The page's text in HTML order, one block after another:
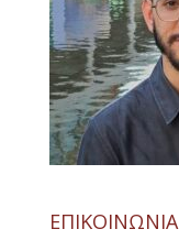
ΕΠΙΚΟΙΝΩΝΙΑ